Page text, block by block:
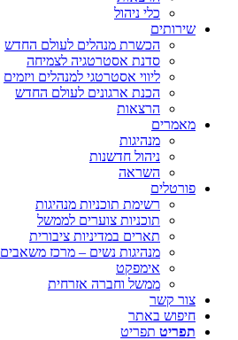
כלי ניהול
שירותים
הכשרת מנהלים לעולם החדש
סדנת אסטרטגיה לצמיחה
ליווי אסטרטגי למנהלים ויזמים
הכנת ארגונים לעולם החדש
הרצאות
מאמרים
מנהיגות
ניהול חדשנות
השראה
פורטלים
רשימת תוכניות מנהיגות
תוכניות צוערים לממשל
תארים במדיניות ציבורית
מנהיגות נשים – מרכז משאבים
אימפקט
ממשל וחברה אזרחית
צור קשר
חיפוש באתר
תפריט תפריט